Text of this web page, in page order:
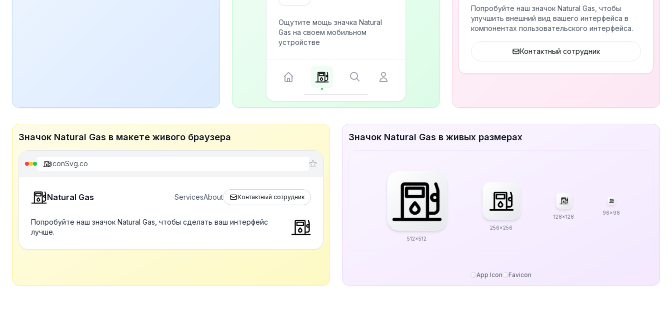
Ощутите мощь значка Natural
Gas на своем мобильном
устройстве
Попробуйте наш значок Natural Gas, чтобы
улучшить внешний вид вашего интерфейса в
компонентах пользовательского интерфейса.
Контактный сотрудник
Значок Natural Gas в макете живого браузера
iconSvg.co
Natural Gas ServicesAbout Контактный сотрудник
Попробуйте наш значок Natural Gas, чтобы сделать ваш интерфейс
лучше.
Значок Natural Gas в живых размерах
512x512
256x256
128x128
96x96
App Icon Favicon